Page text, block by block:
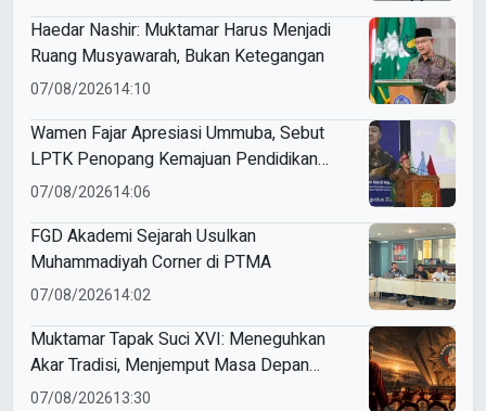
Haedar Nashir: Muktamar Harus Menjadi
Ruang Musyawarah, Bukan Ketegangan
07/08/202614:10
Wamen Fajar Apresiasi Ummuba, Sebut
LPTK Penopang Kemajuan Pendidikan
Indonesia
07/08/202614:06
FGD Akademi Sejarah Usulkan
Muhammadiyah Corner di PTMA
07/08/202614:02
Muktamar Tapak Suci XVI: Meneguhkan
Akar Tradisi, Menjemput Masa Depan
Mendunia
07/08/202613:30